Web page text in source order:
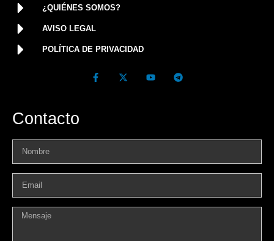
¿QUIÉNES SOMOS?
AVISO LEGAL
POLÍTICA DE PRIVACIDAD
Contacto